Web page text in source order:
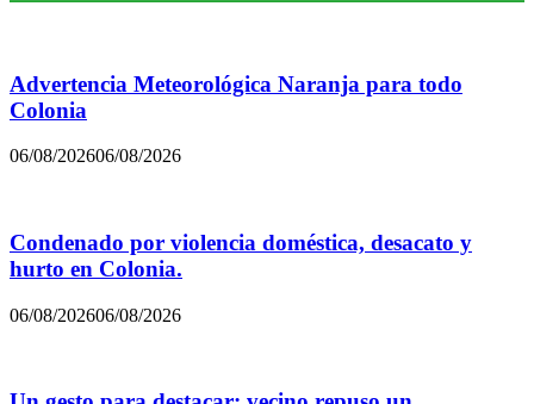
Advertencia Meteorológica Naranja para todo
Colonia
06/08/202606/08/2026
Condenado por violencia doméstica, desacato y
hurto en Colonia.
06/08/202606/08/2026